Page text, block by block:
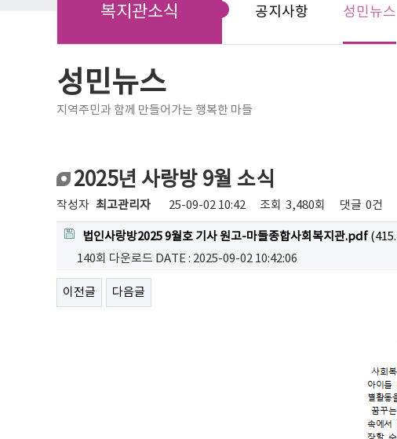
복지관소식 공지사항 성민뉴스
성민뉴스
지역주민과 함께 만들어가는 행복한 마들
2025년 사랑방 9월 소식
작성자 최고관리자 25-09-02 10:42 조회 3,480회 댓글 0건
법인사랑방2025 9월호 기사 원고-마들종합사회복지관.pdf
140회 다운로드 DATE : 2025-09-02 10:42:06
이전글 다음글